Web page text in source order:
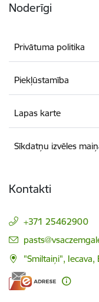
Noderīgi
Privātuma politika
Piekļūstamība
Lapas karte
Sīkdatņu izvēles
Kontakti
+371 25462900
E-pasts:
"Smiltaiņi", Iecava,